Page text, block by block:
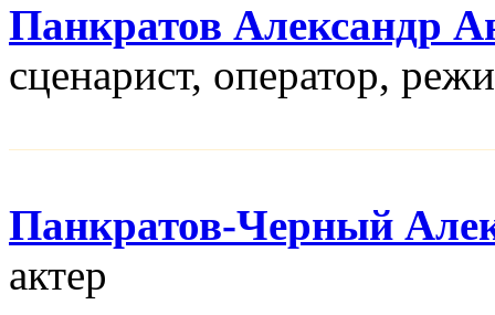
Панкратов Александр
сценарист, оператор,
Панкратов-Черный
актер